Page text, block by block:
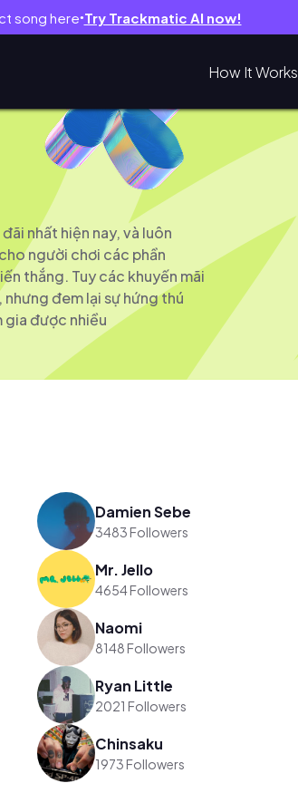
song here● Try Trackmatic AI now!
How It Works
nhất hiện nay, và luôn
người chơi các phần
thắng. Tuy các khuyến mãi
đem lại sự hứng thú
gia được nhiều
Damien Sebe
3483 Followers
Mr. Jello
4654 Followers
Naomi
8148 Followers
Ryan Little
2021 Followers
Chinsaku
1973 Followers